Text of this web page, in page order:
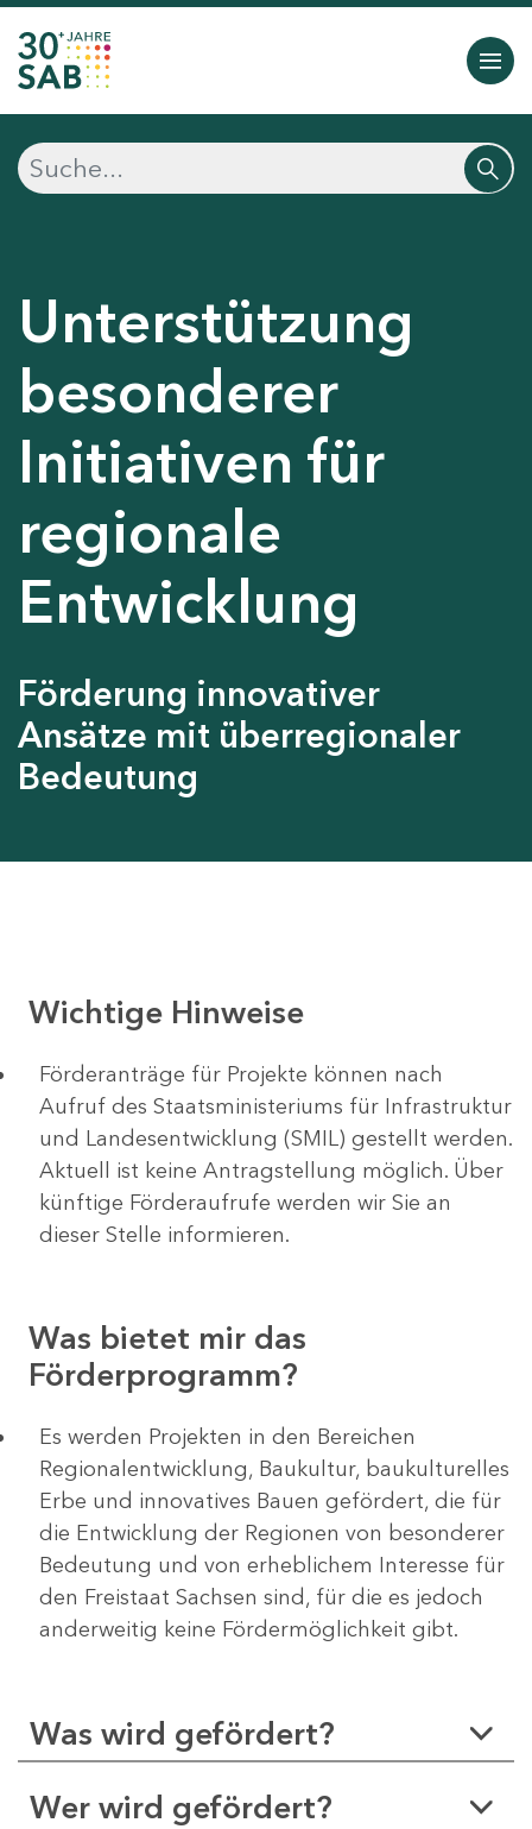
Unterstützung
besonderer
Initiativen für
regionale
Entwicklung
Förderung innovativer
Ansätze mit überregionaler
Bedeutung
Wichtige Hinweise
Förderanträge für Projekte können nach
Aufruf des Staatsministeriums für Infrastruktur
und Landesentwicklung (SMIL) gestellt werden.
Aktuell ist keine Antragstellung möglich. Über
künftige Förderaufrufe werden wir Sie an
dieser Stelle informieren.
Was bietet mir das
Förderprogramm?
Es werden Projekten in den Bereichen
Regionalentwicklung, Baukultur, baukulturelles
Erbe und innovatives Bauen gefördert, die für
die Entwicklung der Regionen von besonderer
Bedeutung und von erheblichem Interesse für
den Freistaat Sachsen sind, für die es jedoch
anderweitig keine Fördermöglichkeit gibt.
Was wird gefördert?
Wer wird gefördert?